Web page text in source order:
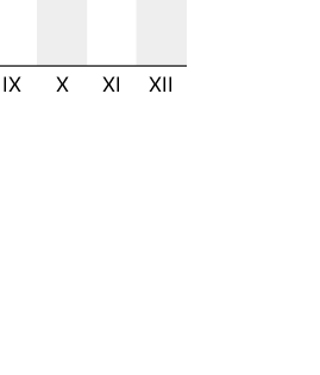
IX X XI XII